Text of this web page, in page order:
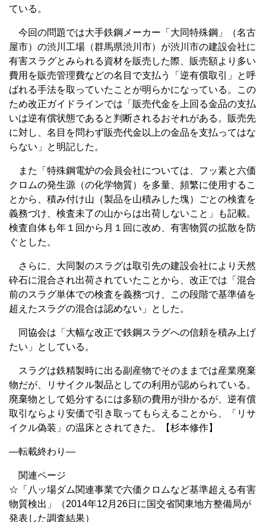
ている。
今回の問題では大手鉄鋼メーカー「大同特殊鋼」（名古
屋市）の渋川工場（群馬県渋川市）が渋川市の建設会社に
有害スラグとみられる資材を販売した際、販売額より多い
費用を販売管理費などの名目で支払う「逆有償取引」と呼
ばれる手法を取っていたことが明らかになっている。この
ため改正ガイドラインでは「販売代金を上回る金品の支払
いは逆有償状態であると判断されるおそれがある。販売先
に対し、名目を問わず販売代金以上の金品を支払ってはな
らない」と明記した。
また「特殊鋼電炉の会員会社については、フッ素と六価
クロムの発生源（の化学物質）を多量、頻繁に使用するこ
とから、積み付け山（製品を山積みした塊）ごとの検査を
義務づけ、検査未了の山からは出荷しないこと」も記載。
検査自体も年１回から月１回に改め、有害物質の拡散を防
ぐとした。
さらに、大同製のスラグは取引先の建設会社により天然
砕石に混合され出荷されていたことから、改正では「混合
前のスラグ単体での検査を義務づけ、この段階で基準値を
超えたスラグの混合は認めない」とした。
同協会は「大幅な改正で鉄鋼スラグへの信頼を積み上げ
たい」としている。
スラグは鉄精製時に出る副産物でそのままでは産業廃棄
物だが、リサイクル製品としての利用が認められている。
廃棄物として処分するには多額の費用が掛かるが、逆有償
取引ならより安価で引き取ってもらえることから、「リサ
イクル偽装」の温床とされてきた。【杉本修作】
—転載終わり—
関連ページ
☆「八ッ場ダム関連事業で六価クロムなど基準超える有害
物質検出」（2014年12月26日に国交省関東地方整備局が
発表した調査結果）